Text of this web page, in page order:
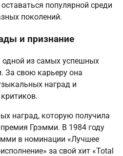
популярной среди
поколений.
и признание
одной из самых успешных
За свою карьеру она
наград и
наград, которую получила
Грэмми. В 1984 году
в номинации «Лучшее
за свой хит «Total